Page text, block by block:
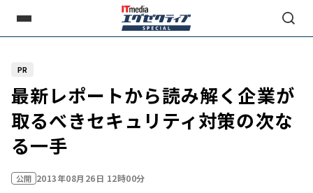
PR
最新レポートから読み解く企業が
取るべきセキュリティ対策の次な
る一手
公開 2013年08月26日 12時00分